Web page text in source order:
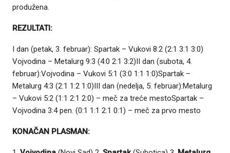
produžena.
REZULTATI:
I dan (petak, 3. februar): Spartak – Vukovi 8:2 (2:1 3:1 3:0)
Vojvodina – Metalurg 9:3 (4:0 2:1 3:2)II dan (subota, 4.
februar):Vojvodina – Vukovi 5:1 (3:0 1:1 1:0)Spartak –
Metalurg 4:3 (2:1 1:2 1:0)III dan (nedelja, 5. februar):Metalurg
– Vukovi 5:2 (1:1 2:1 2:0) – meč za treće mestoSpartak –
Vojvodina 3:4 pen. (0:1 1:1 2:1 0:1) – meč za prvo mesto
KONAČAN PLASMAN: